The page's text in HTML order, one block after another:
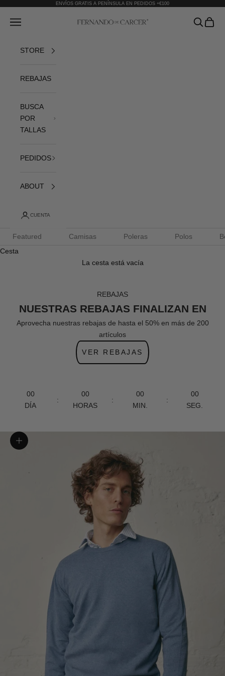
ENVÍOS GRATIS A PENÍNSULA EN PEDIDOS +€100
Fernando de Cárcer
Abrir menú de navegación AbrirAbrir
STORE
REBAJAS
BUSCA
POR
TALLAS
PEDIDOS
ABOUT
CUENTA
Featured Camisas Poleras Polos
Cesta
La cesta está vacía
REBAJAS
NUESTRAS REBAJAS FINALIZAN EN
Aprovecha nuestras rebajas de hasta el 50% en más de 200
artículos
VER REBAJAS
00
DÍA
:
00
HORAS
:
00
MIN.
:
00
SEG.
Zoom